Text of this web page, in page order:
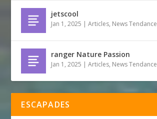
jetscool
Jan 1, 2025 |Articles, News Tendance
ranger Nature Passion
Jan 1, 2025 |Articles, News Tendance
ESCAPADES